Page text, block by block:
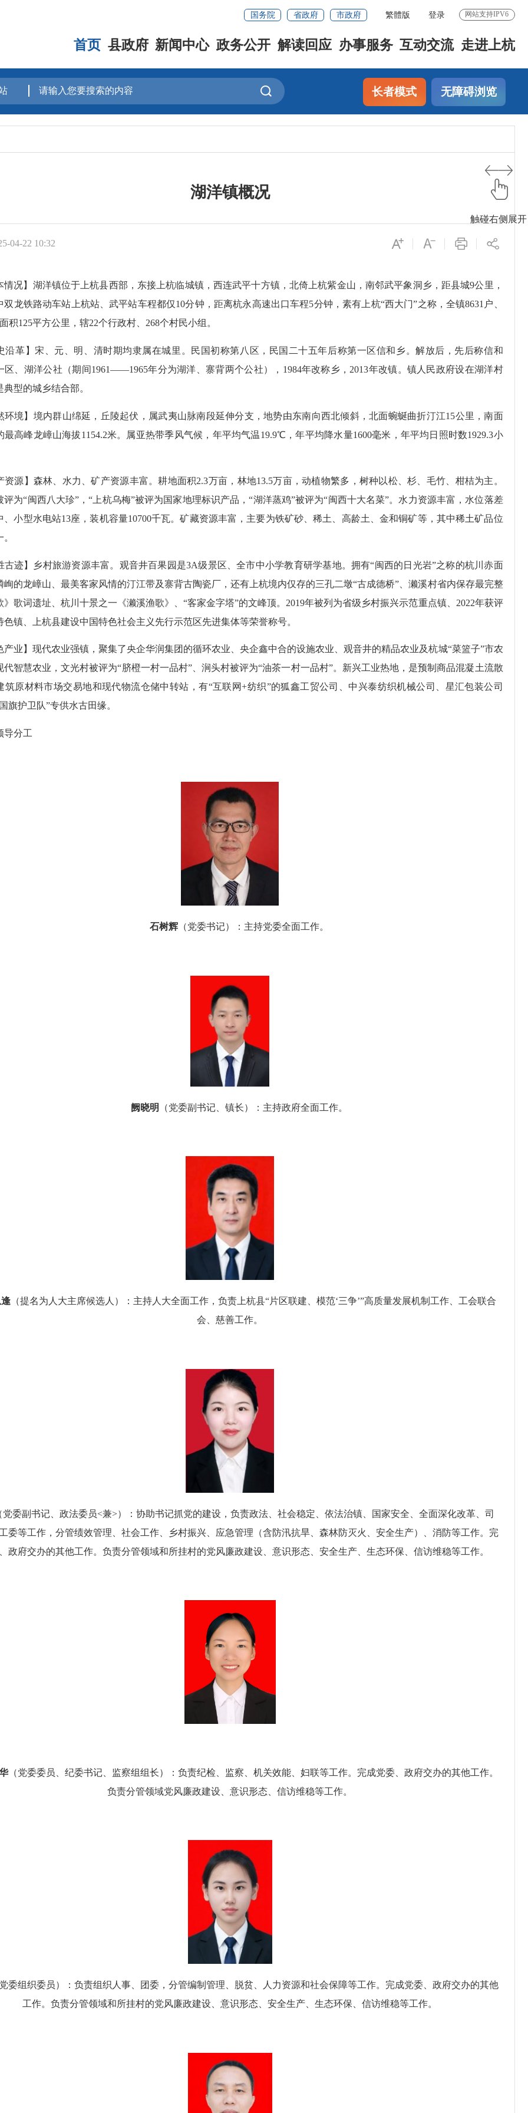
国务院 省政府 市政府 繁體版 登录 网站支持IPV6
首页 县政府 新闻中心 政务公开 解读回应 办事服务 互动交流 走进上杭
长者模式 无障碍浏览
湖洋镇概况
04-22 10:32
】湖洋镇位于上杭县西部，东接上杭临城镇，西连武平十方镇，北倚上杭紫金山，南邻武平象洞乡，距县城9公里，
双龙铁路动车站上杭站、武平站车程都仅10分钟，距离杭永高速出口车程5分钟，素有上杭“西大门”之称，全镇8631户、
积125平方公里，辖22个行政村、268个村民小组。
】宋、元、明、清时期均隶属在城里。民国初称第八区，民国二十五年后称第一区信和乡。解放后，先后称信和
区、湖洋公社（期间1961——1965年分为湖洋、寨背两个公社），1984年改称乡，2013年改镇。镇人民政府设在湖洋村
型的城乡结合部。
】境内群山绵延，丘陵起伏，属武夷山脉南段延伸分支，地势由东南向西北倾斜，北面蜿蜒曲折汀江15公里，南面
最高峰龙嶂山海拔1154.2米。属亚热带季风气候，年平均气温19.9℃，年平均降水量1600毫米，年平均日照时数1929.3小
】森林、水力、矿产资源丰富。耕地面积2.3万亩，林地13.5万亩，动植物繁多，树种以松、杉、毛竹、柑桔为主。
评为“闽西八大珍”，“上杭乌梅”被评为国家地理标识产品，“湖洋蒸鸡”被评为“闽西十大名菜”。水力资源丰富，水位落差
、小型水电站13座，装机容量10700千瓦。矿藏资源丰富，主要为铁矿砂、稀土、高龄土、金和铜矿等，其中稀土矿品位
】乡村旅游资源丰富。观音井百果园是3A级景区、全市中小学教育研学基地。拥有“闽西的日光岩”之称的杭川赤面
峋的龙嶂山、最美客家风情的汀江带及寨背古陶瓷厂，还有上杭境内仅存的三孔二墩“古成德桥”、濑溪村省内保存最完整
》歌词遗址、杭川十景之一《濑溪渔歌》、“客家金字塔”的文峰顶。2019年被列为省级乡村振兴示范重点镇、2022年获评
色镇、上杭县建设中国特色社会主义先行示范区先进集体等荣誉称号。
】现代农业强镇，聚集了央企华润集团的循环农业、央企鑫中合的设施农业、观音井的精品农业及杭城“菜篮子”市农
代智慧农业，文光村被评为“脐橙一村一品村”、涧头村被评为“油茶一村一品村”。新兴工业热地，是预制商品混凝土流散
筑原材料市场交易地和现代物流仓储中转站，有“互联网+纺织”的狐鑫工贸公司、中兴泰纺织机械公司、星汇包装公司
旗护卫队”专供水古田缘。
工
石树辉 （党委书记）：主持党委全面工作。
阙晓明 （党委副书记、镇长）：主持政府全面工作。
（提名为 人大主席候选人 ）： 主持人大全面工作，负责上杭县“片区联建、模范‘三争’”高质量发展机制工作、工会联合
会、慈善工作。
党委副书记 、政法委员<兼>）：协助书记抓党的建设，负责政法、社会稳定、依法治镇、国家安全、全面深化改革、司
委等工作，分管绩效管理、社会工作、乡村振兴、应急管理（含防汛抗旱、森林防灭火、安全生产）、消防等工作。 完
政府交办的其他工作。负责分管领域和所挂村的党风廉政建设、意识形态、安全生产、生态环保、信访维稳等工作。
（党委委员、纪委书记、监察组组长）：负责纪检 监察 、机关效能、妇联等工作。完成党委、政府交办的其他工作。
负责分管领域党风廉政建设、意识形态、信访维稳等工作。
委组织委员）：负责组织人事 、团委 ，分管编制管理 脱贫 、人力资源和社会保障等工作。 完成党委、政府交办的其他
工作。负责分管领域和所挂村的党风廉政建设、意识形态、安全生产、生态环保、信访维稳等工作。
触碰右侧展开